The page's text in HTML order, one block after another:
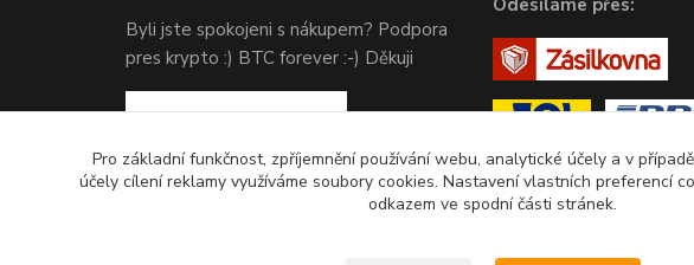
Byli jste spokojeni s nákupem? Podpora
pres krypto :) BTC forever :-) Děkuji
Pro základní funkčnost, zpříjemnění používání webu, analytické účely a v
účely cílení reklamy využíváme soubory cookies. Nastavení vlastních preferencí
odkazem ve spodní části stránek.